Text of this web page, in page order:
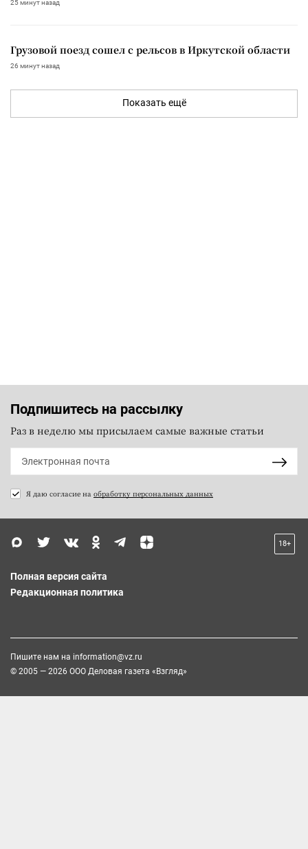
25 минут назад
Грузовой поезд сошел с рельсов в Иркутской области
26 минут назад
Показать ещё
Подпишитесь на рассылку
Раз в неделю мы присылаем самые важные статьи
Я даю согласие на обработку персональных данных
18+
Полная версия сайта
Редакционная политика
Пишите нам на information@vz.ru
© 2005 — 2026 ООО Деловая газета «Взгляд»